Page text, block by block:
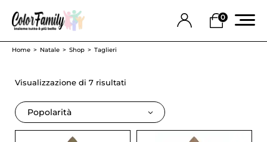
0
Home Natale Shop Taglieri
Visualizzazione di 7 risultati
Popolarità